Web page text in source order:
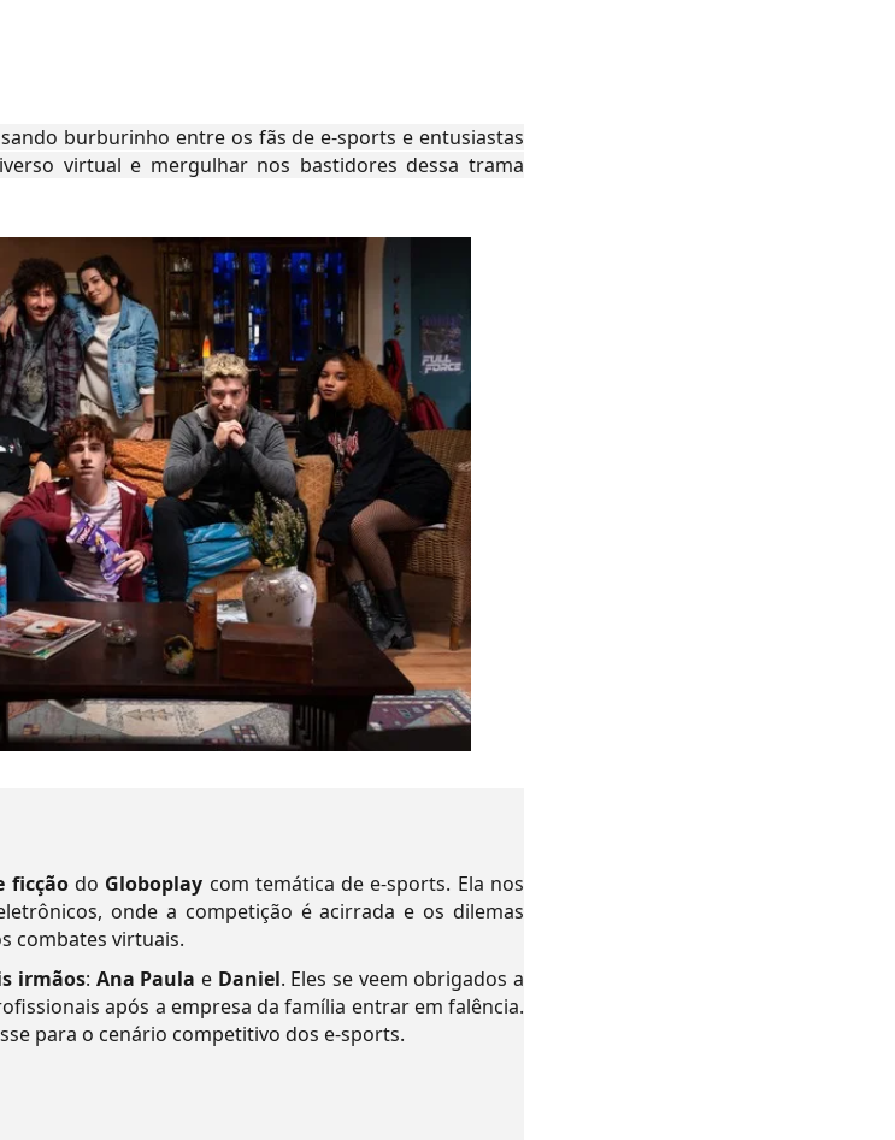
burburinho entre os fãs de e-sports e entusiastas
virtual e mergulhar nos bastidores dessa trama
ficçãodo Globoplay com temática de e-sports. Ela nos
onde a competição é acirrada e os dilemas
combates virtuais.
irmãos: Ana Paula e Daniel. Eles se veem obrigados a
após a empresa da família entrar em falência.
para o cenário competitivo dos e-sports.